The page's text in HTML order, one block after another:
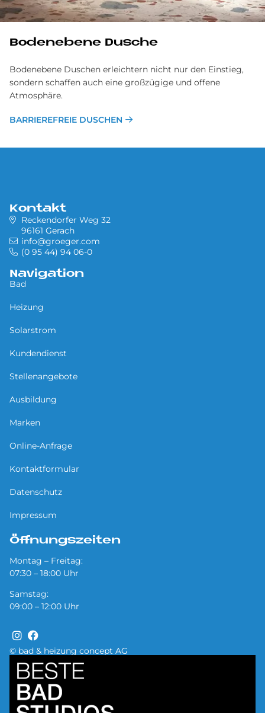
Bodenebene Dusche
Bodenebene Duschen erleichtern nicht nur den Einstieg,
sondern schaffen auch eine großzügige und offene
Atmosphäre.
BARRIEREFREIE DUSCHEN
© bad & heizung concept AG
Kontakt
Reckendorfer Weg 32
96161 Gerach
info@groeger.com
(0 95 44) 94 06-0
Navigation
Bad
Heizung
Solarstrom
Kundendienst
Stellenangebote
Ausbildung
Marken
Online-Anfrage
Kontaktformular
Datenschutz
Impressum
Öffnungszeiten
Montag – Freitag:
07:30 – 18:00 Uhr
Samstag:
09:00 – 12:00 Uhr